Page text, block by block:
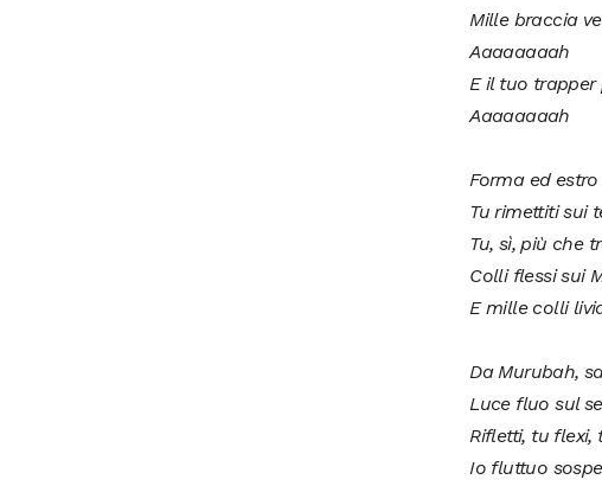
Mille braccia
Aaaaaaaah
E il tuo
Aaaaaaaah
Forma ed
Tu rimettiti sui
Tu, sì, più che
Colli flessi sui
E mille colli
Da Murubah,
Luce fluo sul
Rifletti, tu flexi,
Io fluttuo